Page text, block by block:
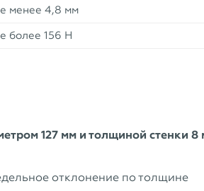
менее 4,8 мм
более 156 Н
127 мм и толщиной стенки 8
отклонение по толщине